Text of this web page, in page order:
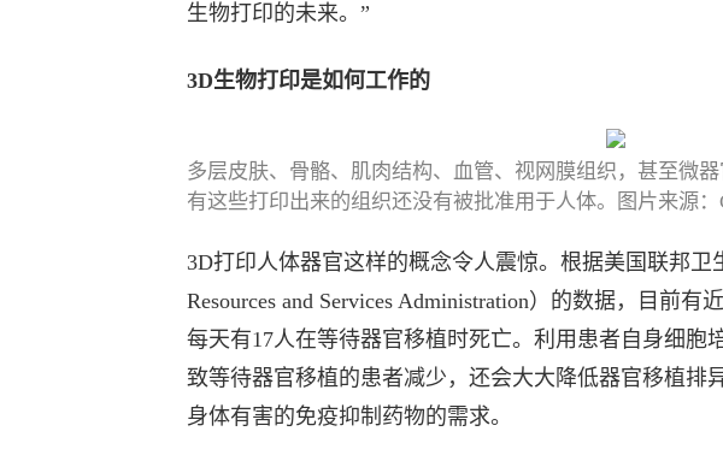
生物打印的未来。”
3D生物打印是如何工作的
多层皮肤、骨骼、肌肉结构、血管、视网膜组织，甚至微
有这些打印出来的组织还没有被批准用于人体。图片来源：
3D打印人体器官这样的概念令人震惊。根据美国联邦卫
Resources and Services Administration）的数据，目前有
每天有17人在等待器官移植时死亡。利用患者自身细胞
致等待器官移植的患者减少，还会大大降低器官移植排
身体有害的免疫抑制药物的需求。